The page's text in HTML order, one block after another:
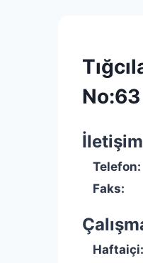
Telefon:
Faks:
Haftaiçi: